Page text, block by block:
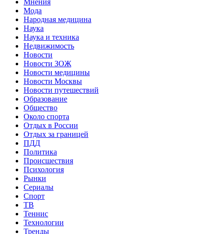
Мнения
Мода
Народная медицина
Наука
Наука и техника
Недвижимость
Новости
Новости ЗОЖ
Новости медицины
Новости Москвы
Новости путешествий
Образование
Общество
Около спорта
Отдых в России
Отдых за границей
ПДД
Политика
Происшествия
Психология
Рынки
Сериалы
Спорт
ТВ
Теннис
Технологии
Тренды